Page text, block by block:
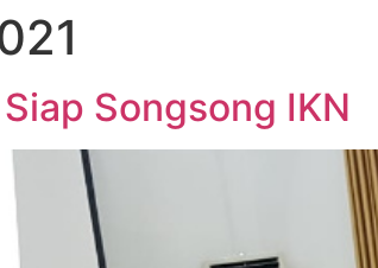
Songsong IKN